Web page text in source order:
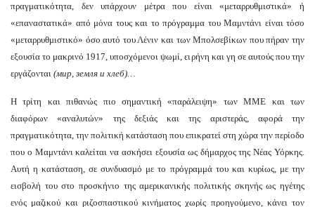
πραγματικότητα, δεν υπάρχουν μέτρα που είναι «μεταρρυθμιστικά» ή
«επαναστατικά» από μόνα τους και το πρόγραμμα του Μαμντάνι είναι τόσο
«μεταρρυθμιστικό» όσο αυτό του Λένιν και των Μπολσεβίκων που πήραν την
εξουσία το μακρινό 1917, υποσχόμενοι ψωμί, ειρήνη και γη σε αυτούς που την
εργάζονται (мир, земля и хлеб)…
Η τρίτη και πιθανώς πιο σημαντική «παράλειψη» των ΜΜΕ και των
διαφόρων «αναλυτών» της δεξιάς και της αριστεράς, αφορά την
πραγματικότητα, την πολιτική κατάσταση που επικρατεί στη χώρα την περίοδο
που ο Μαμντάνι καλείται να ασκήσει εξουσία ως δήμαρχος της Νέας Υόρκης.
Αυτή η κατάσταση, σε συνδυασμό με το πρόγραμμά του και κυρίως, με την
εισβολή του στο προσκήνιο της αμερικανικής πολιτικής σκηνής ως ηγέτης
ενός μαζικού και ριζοσπαστικού κινήματος χωρίς προηγούμενο, κάνει τον